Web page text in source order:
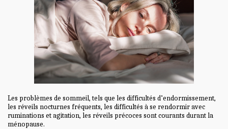
Les problèmes de sommeil, tels que les difficultés d’endormissement,
les réveils nocturnes fréquents, les difficultés à se rendormir avec
ruminations et agitation, les réveils précoces sont courants durant la
ménopause.